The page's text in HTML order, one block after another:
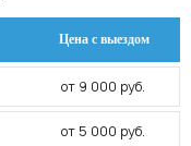
Цена с выездом
от 9 000 руб.
от 5 000 руб.